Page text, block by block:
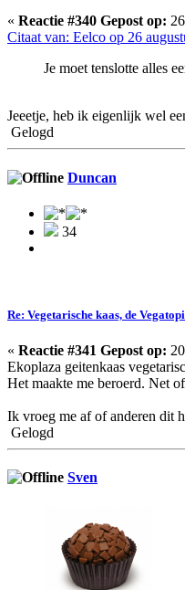
« Reactie #340 Gepost op:
Citaat van: Eelco op 26
Je moet tenslotte alles
Jeeetje, heb ik eigenlijk wel
Gelogd
Duncan
34
Re: Vegetarische kaas, de
« Reactie #341 Gepost op:
Ekoplaza geitenkaas
Het maakte me beroerd. Net
Ik vroeg me af of anderen dit
Gelogd
Sven